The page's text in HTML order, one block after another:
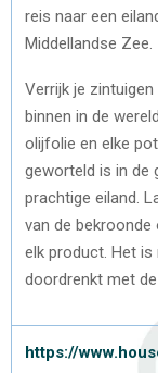
reis naar een
Middellandse Zee.
Verrijk je
binnen in de
olijfolie en elke
geworteld is in de
prachtige eiland.
van de
elk product. Het is
doordrenkt met
https://